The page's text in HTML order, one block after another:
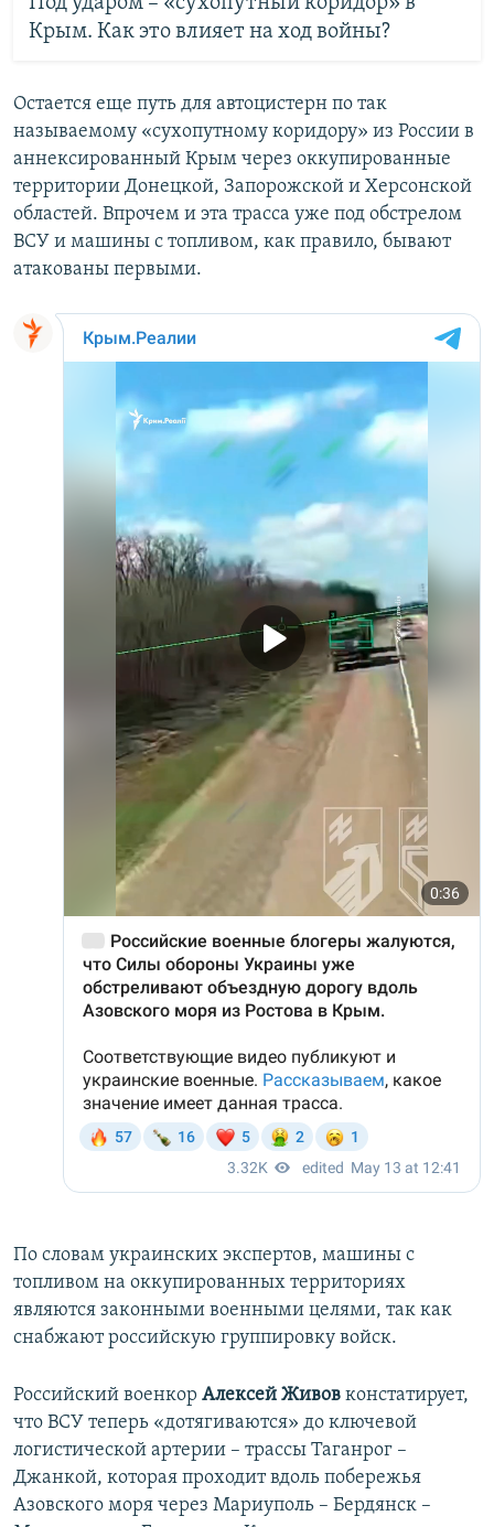
Крым. Как это влияет на ход войны?
Остается еще путь для автоцистерн по так
называемому «сухопутному коридору» из России в
аннексированный Крым через оккупированные
территории Донецкой, Запорожской и Херсонской
областей. Впрочем и эта трасса уже под обстрелом
ВСУ и машины с топливом, как правило, бывают
атакованы первыми.
По словам украинских экспертов, машины с
топливом на оккупированных территориях
являются законными военными целями, так как
снабжают российскую группировку войск.
Российский военкор Алексей Живов констатирует,
что ВСУ теперь «дотягиваются» до ключевой
логистической артерии – трассы Таганрог –
Джанкой, которая проходит вдоль побережья
Азовского моря через Мариуполь – Бердянск –